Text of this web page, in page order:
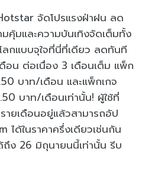
จัดโปรแรงฝ่าฝน ลด
คุ้มและความบันเทิงจัดเต็มทั้ง
กแบบจุใจที่นี่ที่เดียว ลดทันที
อน ต่อเนื่อง 3 เดือนเต็ม แพ็ก
บาท/เดือน และแพ็กเกจ
บาท/เดือนเท่านั้น! ผู้ใช้ที่
ยเดือนอยู่แล้วสามารถอัป
ได้ในราคาครึ่งเดียวเช่นกัน
ถึง 26 มิถุนายนนี้เท่านั้น รีบ